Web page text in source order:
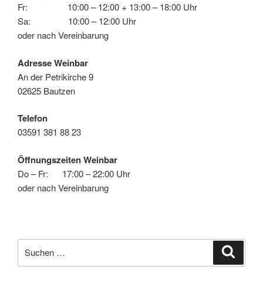
Fr: 10:00 – 12:00 + 13:00 – 18:00 Uhr
Sa: 10:00 – 12:00 Uhr
oder nach Vereinbarung
Adresse Weinbar
An der Petrikirche 9
02625 Bautzen
Telefon
03591 381 88 23
Öffnungszeiten Weinbar
Do – Fr: 17:00 – 22:00 Uhr
oder nach Vereinbarung
nach: